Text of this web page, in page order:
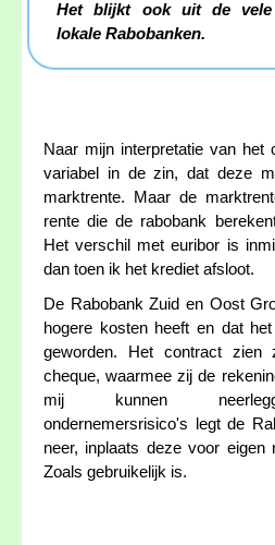
Het blijkt ook uit de vele
lokale Rabobanken.
Naar mijn interpretatie van het
variabel in de zin, dat deze
marktrente. Maar de
rente die de rabobank
Het verschil met euribor is
dan toen ik het krediet afsloot.
De Rabobank Zuid en Oost
hogere kosten heeft en dat
geworden. Het contract
cheque, waarmee zij de
mij kunnen
ondernemersrisico's legt de
neer, inplaats deze voor eigen
Zoals gebruikelijk is.